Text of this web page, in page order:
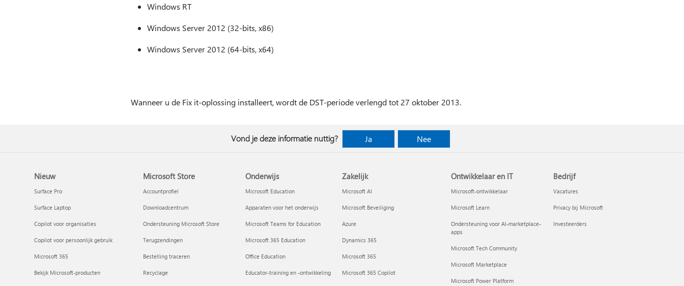
Windows RT
Windows Server 2012 (32-bits, x86)
Windows Server 2012 (64-bits, x64)
Wanneer u de Fix it-oplossing installeert, wordt de DST-periode verlengd tot 27 oktober 2013.
Vond je deze informatie nuttig? Ja Nee
Nieuw
Surface Pro
Surface Laptop
Copilot voor organisaties
Copilot voor persoonlijk gebruik
Microsoft 365
Bekijk Microsoft-producten
Microsoft Store
Accountprofiel
Downloadcentrum
Ondersteuning Microsoft Store
Terugzendingen
Bestelling traceren
Recyclage
Onderwijs
Microsoft Education
Apparaten voor het onderwijs
Microsoft Teams for Education
Microsoft 365 Education
Office Education
Educator-training en -ontwikkeling
Zakelijk
Microsoft AI
Microsoft Beveiliging
Azure
Dynamics 365
Microsoft 365
Microsoft 365 Copilot
Ontwikkelaar en IT
Microsoft-ontwikkelaar
Microsoft Learn
Ondersteuning voor AI-marketplace-
apps
Microsoft Tech Community
Microsoft Marketplace
Microsoft Power Platform
Bedrijf
Vacatures
Privacy bij Microsoft
Investeerders